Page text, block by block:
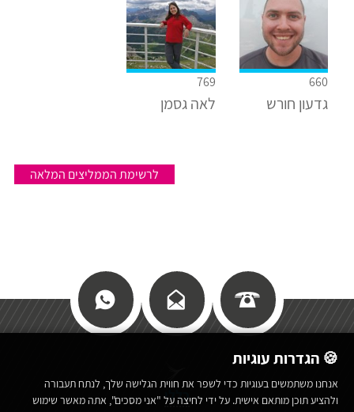
660
גדעון חורש
769
לאה גסמן
לרשימת הממליצים המלאה
כללי
🍪 הגדרות עוגיות
אנחנו משתמשים בעוגיות כדי לשפר את חווית הגלישה שלך, לנתח תעבורה
ולהציע תוכן מותאם אישית. על ידי לחיצה על "אני מסכים", אתה מאשר שימוש